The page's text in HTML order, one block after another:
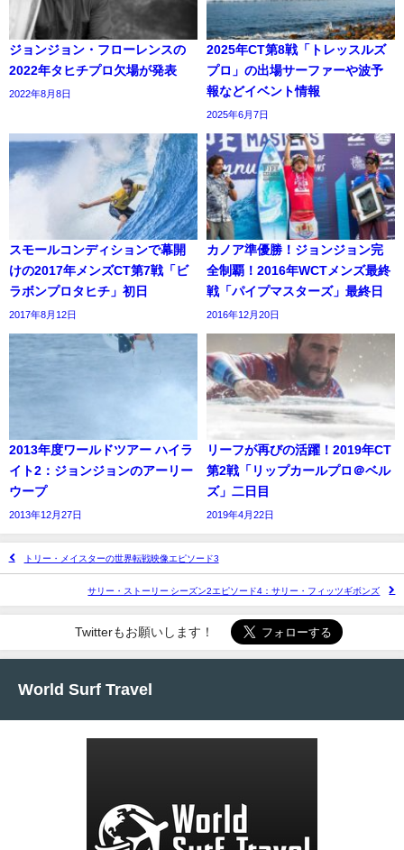
ジョンジョン・フローレンスの
2022年タヒチプロ欠場が発表
2022年8月8日
2025年CT第8戦「トレッスルズ
プロ」の出場サーファーや波予
報などイベント情報
2025年6月7日
スモールコンディションで幕開
けの2017年メンズCT第7戦「ビ
ラボンプロタヒチ」初日
2017年8月12日
カノア準優勝！ジョンジョン完
全制覇！2016年WCTメンズ最終
戦「パイプマスターズ」最終日
2016年12月20日
2013年度ワールドツアー ハイラ
イト2：ジョンジョンのアーリー
ウープ
2013年12月27日
リーフが再びの活躍！2019年CT
第2戦「リップカールプロ＠ベル
ズ」二日目
2019年4月22日
トリー・メイスターの世界転戦映像エピソード3
サリー・ストーリー シーズン2エピソード4：サリー・フィッツギボンズ
Twitterもお願いします！
World Surf Travel